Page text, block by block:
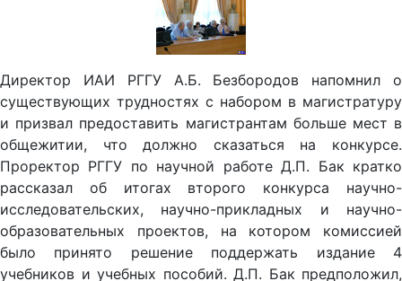
Директор ИАИ РГГУ А.Б. Безбородов напомнил о
существующих трудностях с набором в магистратуру
и призвал предоставить магистрантам больше мест в
общежитии, что должно сказаться на конкурсе.
Проректор РГГУ по научной работе Д.П. Бак кратко
рассказал об итогах второго конкурса научно-
исследовательских, научно-прикладных и научно-
образовательных проектов, на котором комиссией
было принято решение поддержать издание 4
учебников и учебных пособий. Д.П. Бак предположил,
что на следующий год в конкурсе будет